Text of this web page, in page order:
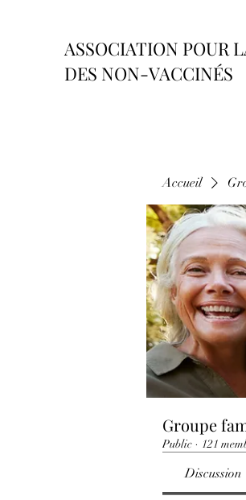
ASSOCIATION POUR
DES NON-VACCINÉS
Accueil
Groupe
Public · 121
Discussion